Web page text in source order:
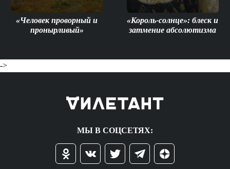
«Человек проворный и
пронырливый»
«Король-солнце»: блеск и
затмение абсолютизма
->
МЫ В СОЦСЕТЯХ: